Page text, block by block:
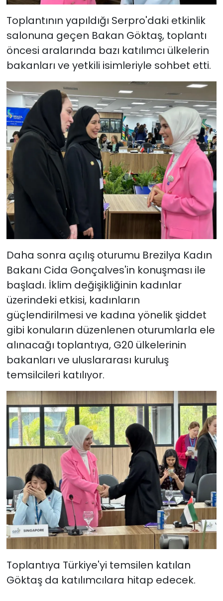
Toplantının yapıldığı Serpro'daki etkinlik
salonuna geçen Bakan Göktaş, toplantı
öncesi aralarında bazı katılımcı ülkelerin
bakanları ve yetkili isimleriyle sohbet etti.
Daha sonra açılış oturumu Brezilya Kadın
Bakanı Cida Gonçalves'in konuşması ile
başladı. İklim değişikliğinin kadınlar
üzerindeki etkisi, kadınların
güçlendirilmesi ve kadına yönelik şiddet
gibi konuların düzenlenen oturumlarla ele
alınacağı toplantıya, G20 ülkelerinin
bakanları ve uluslararası kuruluş
temsilcileri katılıyor.
Toplantıya Türkiye'yi temsilen katılan
Göktaş da katılımcılara hitap edecek.